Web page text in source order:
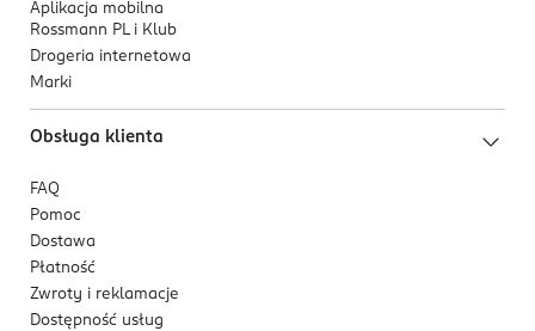
Aplikacja mobilna
Rossmann PL i Klub
Drogeria internetowa
Marki
Obsługa klienta
FAQ
Pomoc
Dostawa
Płatność
Zwroty i reklamacje
Dostępność usług